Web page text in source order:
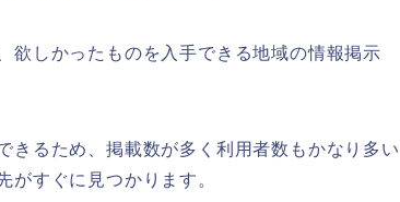
欲しかったものを入手できる地域の情報掲示
きるため、掲載数が多く利用者数もかなり多い
がすぐに見つかります。